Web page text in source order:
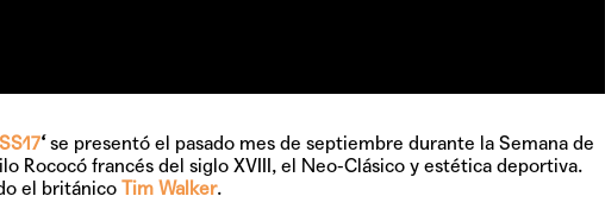
‘se presentó el pasado mes de septiembre durante la Semana de
Rococó francés del siglo XVIII, el Neo-Clásico y estética deportiva.
el británico Tim Walker.